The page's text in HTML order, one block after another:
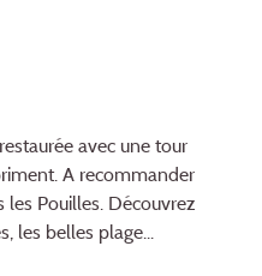
avec une tour
A recommander
les Pouilles. Découvrez
les belles plage...